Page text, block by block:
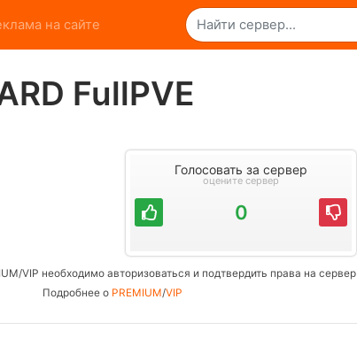
на сайте
FullPVE
Голосовать за сервер
оцените сервер
0
VIP необходимо авторизоваться и подтвердить права на сервер
Подробнее о PREMIUM/VIP